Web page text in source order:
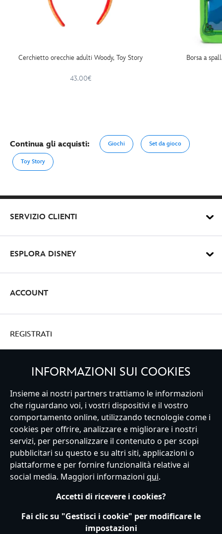
Cerchietto orecchie adulti Woody, Toy Story
43.00€
Borsa a
Continua gli acquisti: Giochi Set da gioco
Toy Story
SERVIZIO CLIENTI
ESPLORA DISNEY
ACCOUNT
REGISTRATI
Italy
Servizio Clienti Termini d'Uso Trova Negozio
Mappa del Sito
Normativa Europea sul trattamento dei dati personali
Informativa sulla privacy
Politica dei Cookie
Informativa sulla privacy UE
Termini e Condizioni generali
Gestisci le impostazioni dei Cookies
s172 Statements
INFORMAZIONI SUI COOKIES
Insieme ai nostri partners trattiamo le informazioni
che riguardano voi, i vostri dispositivi e il vostro
comportamento online, utilizzando tecnologie come i
cookies per offrire, analizzare e migliorare i nostri
servizi, per personalizzare il contenuto o per scopi
pubblicitari su questo e su altri siti, applicazioni o
piattaforme e per fornire funzionalità relative ai
social media. Maggiori informazioni qui.
Accetti di ricevere i cookies?
Fai clic su "Gestisci i cookie" per modificare le
impostazioni